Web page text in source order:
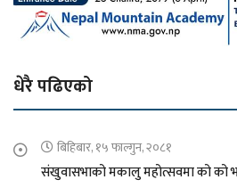
धेरै पढिएको
बिहिबार, १५ फाल्गुन, २०८१
संखुवासभाको मकालु महोत्सवमा को को